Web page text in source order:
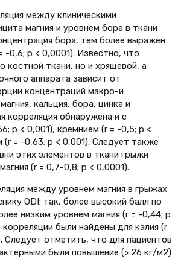
между клиническими
магния и уровнем бора в ткани
бора, тем более выражен
-0,6; p < 0,0001). Известно, что
костной ткани, но и хрящевой, а
аппарата зависит от
концентраций макро-и
кальция, бора, цинка и
корреляция обнаружена и с
p < 0,001), кремнием (r = -0,5; p <
(r = -0,63; p < 0,001). Следует также
этих элементов в ткани грыжи
(r = 0,7–0,8; p < 0,0001).
между уровнем магния в грыжах
ODI: так, более высокий балл по
низким уровнем магния (r = -0,44; p
были найдены для калия (r
Следует отметить, что для пациентов
были повышение (> 26 кг/м2)